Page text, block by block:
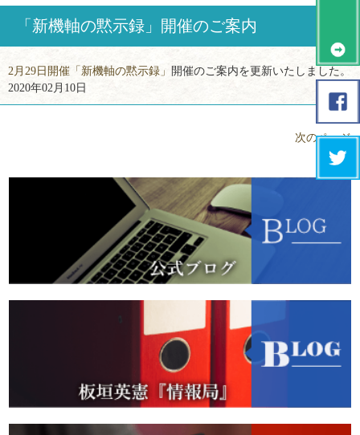
「新機軸の黙示録」開催のご案内
2月29日開催「新機軸の黙示録」
開催のご案内を更新いたしました。
2020年02月10日
次のページ »